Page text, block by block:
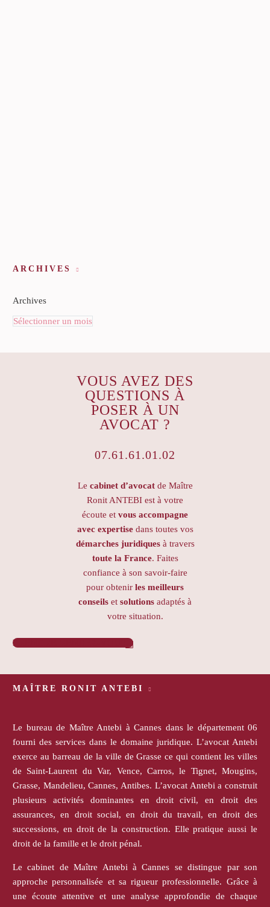
ARCHIVES
Archives
Sélectionner un mois
VOUS AVEZ DES
QUESTIONS À
POSER À UN
AVOCAT ?
07.61.61.01.02
Le cabinet d’avocatde Maître
Ronit ANTEBI est à votre
écoute et vous accompagne
avec expertisedans toutes vos
démarches juridiquesà travers
toute la France. Faites
confiance à son savoir-faire
pour obtenir les meilleurs
conseils et solutions adaptés à
votre situation.
PRENDRE RENDEZ-VOUS 
MAÎTRE RONIT ANTEBI
Le bureau de Maître Antebi à Cannes dans le département 06
fourni des services dans le domaine juridique. L’avocat Antebi
exerce au barreau de la ville de Grasse ce qui contient les villes
de Saint-Laurent du Var, Vence, Carros, le Tignet, Mougins,
Grasse, Mandelieu, Cannes, Antibes. L’avocat Antebi a construit
plusieurs activités dominantes en droit civil, en droit des
assurances, en droit social, en droit du travail, en droit des
successions, en droit de la construction. Elle pratique aussi le
droit de la famille et le droit pénal.
Le cabinet de Maître Antebi à Cannes se distingue par son
approche personnalisée et sa rigueur professionnelle. Grâce à
une écoute attentive et une analyse approfondie de chaque